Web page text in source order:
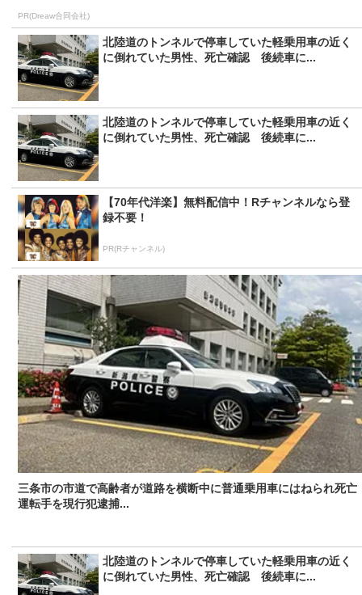
PR(Dreaw合同会社)
北陸道のトンネルで停車していた軽乗用車の近く
に倒れていた男性、死亡確認 後続車に...
北陸道のトンネルで停車していた軽乗用車の近く
に倒れていた男性、死亡確認 後続車に...
【70年代洋楽】無料配信中！Rチャンネルなら登
録不要！
PR(Rチャンネル)
三条市の市道で高齢者が道路を横断中に普通乗用車にはねられ死
運転手を現行犯逮捕...
北陸道のトンネルで停車していた軽乗用車の近く
に倒れていた男性、死亡確認 後続車に...